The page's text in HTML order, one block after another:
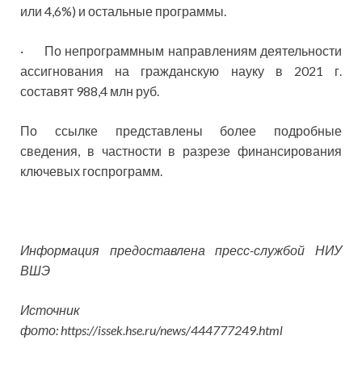
или 4,6%) и остальные программы.
· По непрограммным направлениям деятельности
ассигнования на гражданскую науку в 2021 г.
составят 988,4 млн руб.
По ссылке представлены более подробные
сведения, в частности в разрезе финансирования
ключевых госпрограмм.
Информация предоставлена пресс-службой НИУ
ВШЭ
Источник
фото: https://issek.hse.ru/news/444777249.html